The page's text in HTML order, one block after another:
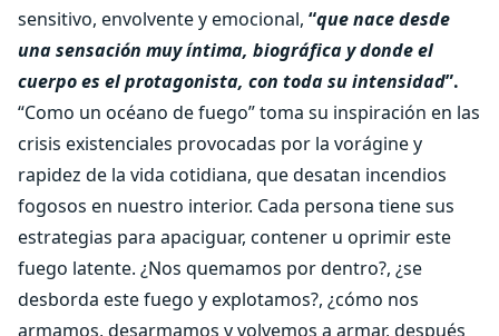
sensitivo, envolvente y emocional, “que nace desde
una sensación muy íntima, biográfica y donde el
cuerpo es el protagonista, con toda su intensidad”.
“Como un océano de fuego” toma su inspiración en las
crisis existenciales provocadas por la vorágine y
rapidez de la vida cotidiana, que desatan incendios
fogosos en nuestro interior. Cada persona tiene sus
estrategias para apaciguar, contener u oprimir este
fuego latente. ¿Nos quemamos por dentro?, ¿se
desborda este fuego y explotamos?, ¿cómo nos
armamos, desarmamos y volvemos a armar, después